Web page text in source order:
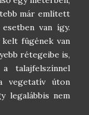
már említett
van így.
fügének van
rétegeibe is,
talajfelszínnel
vegetatív úton
legalábbis nem